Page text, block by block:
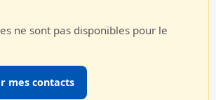
ne sont pas disponibles pour le
mes contacts